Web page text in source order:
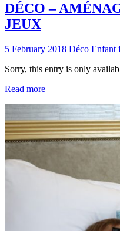
DÉCO –
JEUX
5 February 2018 Déco Enfant
Sorry, this entry is only
Read more